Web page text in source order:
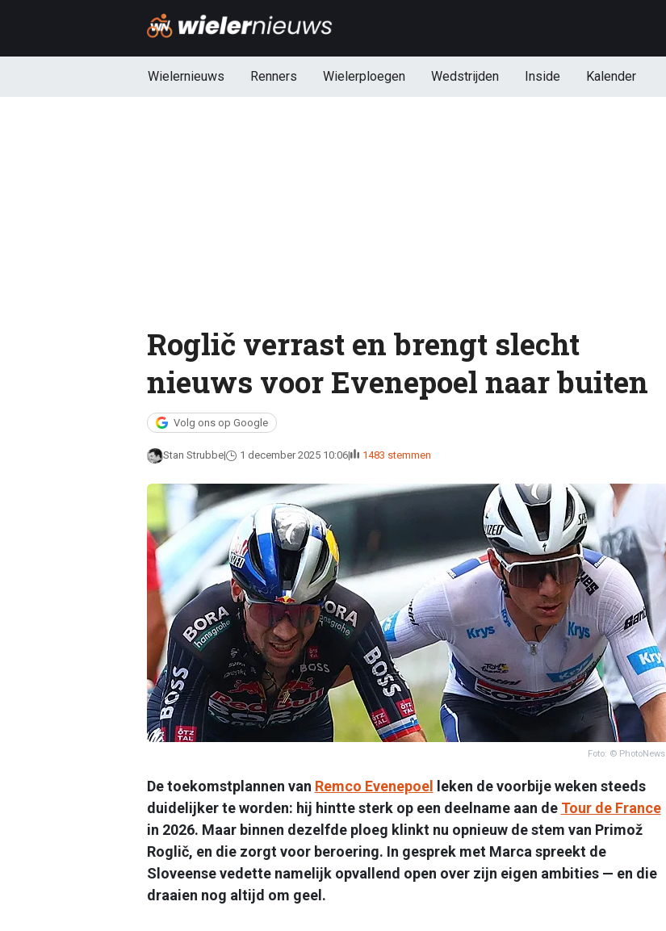
Wielernieuws Renners Wielerploegen Wedstrijden Inside Kalender
Roglič verrast en brengt slecht
nieuws voor Evenepoel naar buiten
Volg ons op Google
Stan Strubbe 1 december 2025 10:06 1483 stemmen
Foto: © PhotoNews
De toekomstplannen van Remco Evenepoel leken de voorbije weken steeds
duidelijker te worden: hij hintte sterk op een deelname aan de Tour de France
in 2026. Maar binnen dezelfde ploeg klinkt nu opnieuw de stem van Primož
Roglič, en die zorgt voor beroering. In gesprek met Marca spreekt de
Sloveense vedette namelijk opvallend open over zijn eigen ambities — en die
draaien nog altijd om geel.